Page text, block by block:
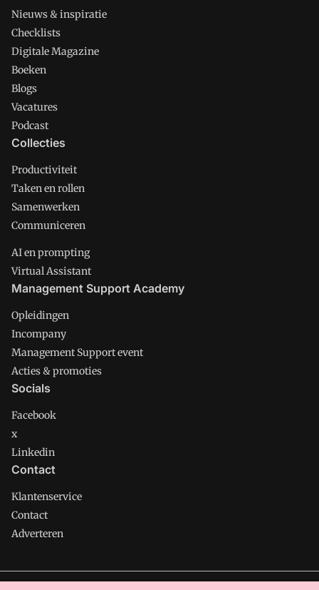
Nieuws & inspiratie
Checklists
Digitale Magazine
Boeken
Blogs
Vacatures
Podcast
Collecties
Productiviteit
Taken en rollen
Samenwerken
Communiceren
AI en prompting
Virtual Assistant
Management Support Academy
Opleidingen
Incompany
Management Support event
Acties & promoties
Socials
Facebook
x
Linkedin
Contact
Klantenservice
Contact
Adverteren